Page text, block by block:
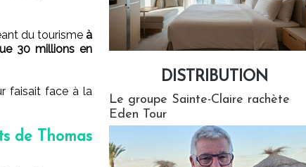
du tourisme à
30 millions en
faisait face à la
de Thomas
DISTRIBUTION
Le groupe Sainte-Claire rachète
Eden Tour